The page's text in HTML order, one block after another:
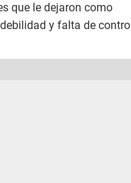
que le dejaron como
y falta de control